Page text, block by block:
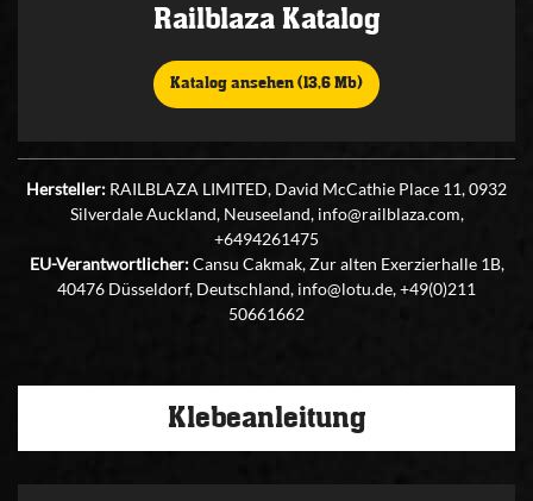
Railblaza Katalog
Katalog ansehen (13,6 Mb)
Hersteller: RAILBLAZA LIMITED, David McCathie Place 11, 0932
Silverdale Auckland, Neuseeland, info@railblaza.com,
+6494261475
EU-Verantwortlicher:Cansu Cakmak, Zur alten Exerzierhalle 1B,
40476 Düsseldorf, Deutschland, info@lotu.de, +49(0)211
50661662
Klebeanleitung